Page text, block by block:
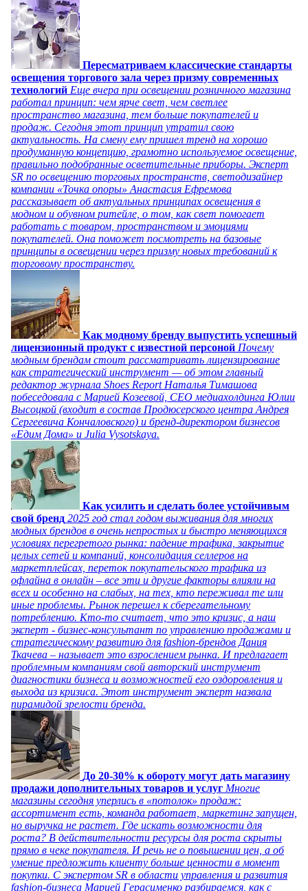
Пересматриваем классические стандарты
освещения торгового зала через призму современных
технологий Еще вчера при освещении розничного магазина
работал принцип: чем ярче свет, чем светлее
пространство магазина, тем больше покупателей и
продаж. Сегодня этот принцип утратил свою
актуальность. На смену ему пришел тренд на хорошо
продуманную концепцию, грамотно используемое освещение,
правильно подобранные осветительные приборы. Эксперт
SR по освещению торговых пространств, светодизайнер
компании «Точка опоры» Анастасия Ефремова
рассказывает об актуальных принципах освещения в
модном и обувном ритейле, о том, как свет помогает
работать с товаром, пространством и эмоциями
покупателей. Она поможет посмотреть на базовые
принципы в освещении через призму новых требований к
торговому пространству.
Как модному бренду выпустить успешный
лицензионный продукт с известной персоной Почему
модным брендам стоит рассматривать лицензирование
как стратегический инструмент — об этом главный
редактор журнала Shoes Report Наталья Тимашова
побеседовала с Марией Козеевой, СЕО медиахолдинга Юлии
Высоцкой (входит в состав Продюсерского центра Андрея
Сергеевича Кончаловского) и бренд-директором бизнесов
«Едим Дома» и Julia Vysotskaya.
Как усилить и сделать более устойчивым
свой бренд 2025 год стал годом выживания для многих
модных брендов в очень непростых и быстро меняющихся
условиях перегретого рынка: падение трафика, закрытие
целых сетей и компаний, консолидация селлеров на
маркетплейсах, переток покупательского трафика из
офлайна в онлайн – все эти и другие факторы влияли на
всех и особенно на слабых, на тех, кто переживал те или
иные проблемы. Рынок перешел к сберегательному
потреблению. Кто-то считает, что это кризис, а наш
эксперт - бизнес-консультант по управлению продажами и
стратегическому развитию для fashion-брендов Дания
Ткачева – называет это взрослением рынка. И предлагает
проблемным компаниям свой авторский инструмент
диагностики бизнеса и возможностей его оздоровления и
выхода из кризиса. Этот инструмент эксперт назвала
пирамидой зрелости бренда.
До 20-30% к обороту могут дать магазину
продажи дополнительных товаров и услуг Многие
магазины сегодня уперлись в «потолок» продаж:
ассортимент есть, команда работает, маркетинг запущен,
но выручка не растет. Где искать возможности для
роста? В действительности ресурсы для роста скрыты
прямо в чеке покупателя. И речь не о повышении цен, а об
умение предложить клиенту больше ценности в момент
покупки. С экспертом SR в области управления и развития
fashion-бизнеса Марией Герасименко разбираемся, как с